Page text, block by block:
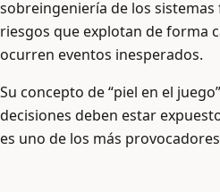
sobreingeniería de los
riesgos que explotan de forma
ocurren eventos inesperados.
Su concepto de “piel en el
decisiones deben estar
es uno de los más